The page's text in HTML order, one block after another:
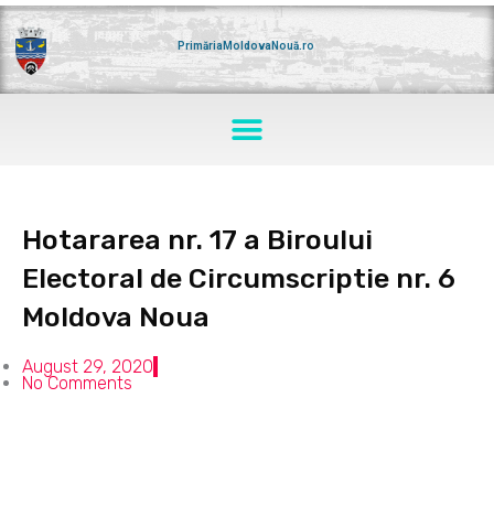
Skip
to
content
PrimăriaMoldovaNouă.ro
Menu
Hotararea nr. 17 a Biroului
Electoral de Circumscriptie nr. 6
Moldova Noua
August 29, 2020
No Comments